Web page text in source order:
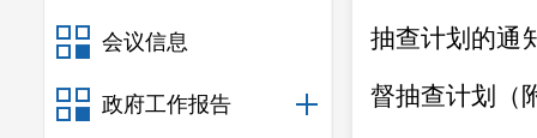
会议信息
政府工作报告
抽查计划的通
督抽查计划
（